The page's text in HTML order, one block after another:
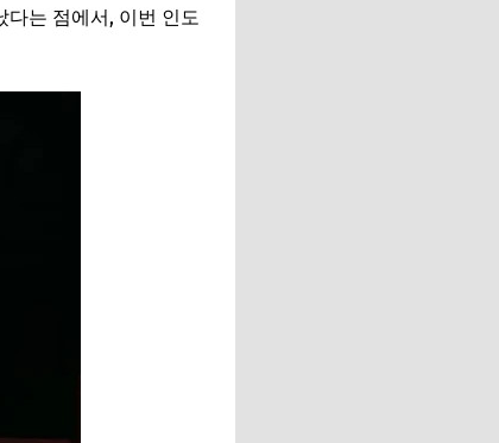
다는 점에서, 이번 인도